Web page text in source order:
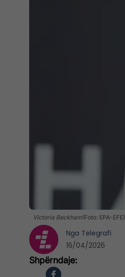
Victoria Beckham(Foto: EPA-EFE)
Nga Telegrafi
16/04/2026